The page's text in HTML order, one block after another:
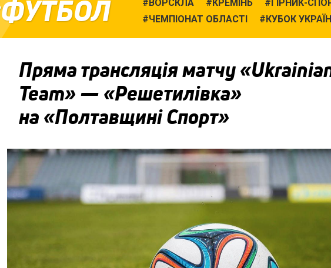
ФУТБОЛ ВОРСКЛА КРЕМІНЬ ГІРНИК-
ЧЕМПІОНАТ ОБЛАСТІ
КУБОК
Пряма трансляція матчу
Team» — «Решетилівка»
на «Полтавщині Спорт»